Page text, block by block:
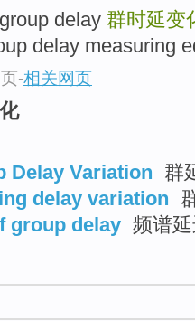
delay 群时延变
delay measuring
-相关网页
Delay Variation 群
delay variation
group delay 频谱